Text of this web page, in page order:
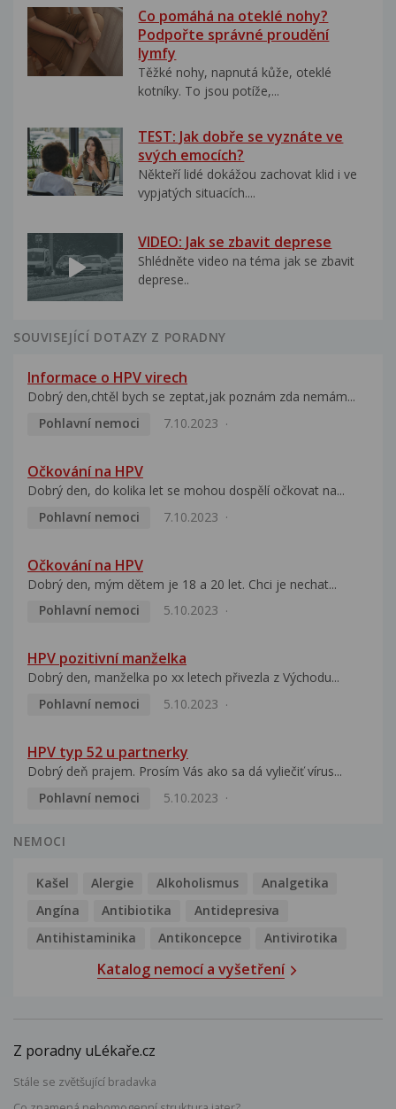
Co pomáhá na oteklé nohy?
Podpořte správné proudění
lymfy
Těžké nohy, napnutá kůže, oteklé
kotníky. To jsou potíže,...
TEST: Jak dobře se vyznáte ve
svých emocích?
Někteří lidé dokážou zachovat klid i ve
vypjatých situacích....
VIDEO: Jak se zbavit deprese
Shlédněte video na téma jak se zbavit
deprese..
SOUVISEJÍCÍ DOTAZY Z PORADNY
Informace o HPV virech
Dobrý den,chtěl bych se zeptat,jak poznám zda nemám...
Pohlavní nemoci
7.10.2023
Očkování na HPV
Dobrý den, do kolika let se mohou dospělí očkovat na...
Pohlavní nemoci
7.10.2023
Očkování na HPV
Dobrý den, mým dětem je 18 a 20 let. Chci je nechat...
Pohlavní nemoci
5.10.2023
HPV pozitivní manželka
Dobrý den, manželka po xx letech přivezla z Východu...
Pohlavní nemoci
5.10.2023
HPV typ 52 u partnerky
Dobrý deň prajem. Prosím Vás ako sa dá vyliečiť vírus...
Pohlavní nemoci
5.10.2023
NEMOCI
Kašel Alergie Alkoholismus
Analgetika
Angína
Antibiotika
Antidepresiva
Antihistaminika
Antikoncepce Antivirotika
Katalog nemocí a vyšetření
Z poradny uLékaře.cz
Stále se zvětšující bradavka